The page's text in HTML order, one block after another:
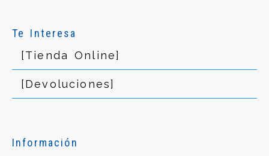
Te Interesa
[Tienda Online]
[Devoluciones]
Información